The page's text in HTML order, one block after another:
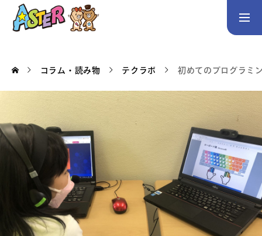
トップページ
英会話／プログラミング／3Dデザイン／学童保育
英会話（未就学児） 英会話（小学生） 英会話（中学生）
生徒・保護者の声
スタッフ紹介
コラム・読み物 テクラボ 初めてのプログラミ